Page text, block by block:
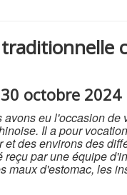
octobre 2024
eu l'occasion
Il a pour
des environs des
par une équipe
maux d'estomac, les